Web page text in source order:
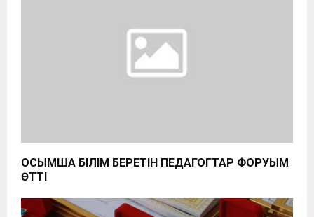
ҚОСЫМША БІЛІМ БЕРЕТІН ПЕДАГОГТАР ФОРУЫМ
ӨТТІ